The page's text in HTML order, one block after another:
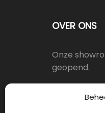
OVER ONS
Onze
geopend.